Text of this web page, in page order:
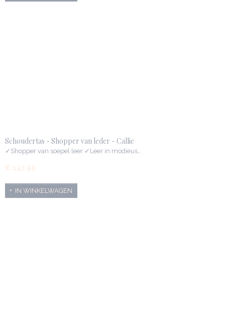
Schoudertas - Shopper van leder - Callie
✓Shopper van soepel leer ✓Leer in modieus…
€ 147,99
IN WINKELWAGEN